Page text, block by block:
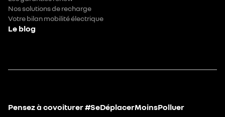
Nos solutions de recharge
Votre bilan mobilité électrique
Le blog
Pensez à covoiturer #SeDéplacerMoinsPolluer